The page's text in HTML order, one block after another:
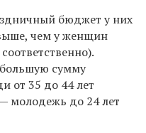
бюджет у них
чем у женщин
сумму
от 35 до 44 лет
молодежь до 24 лет